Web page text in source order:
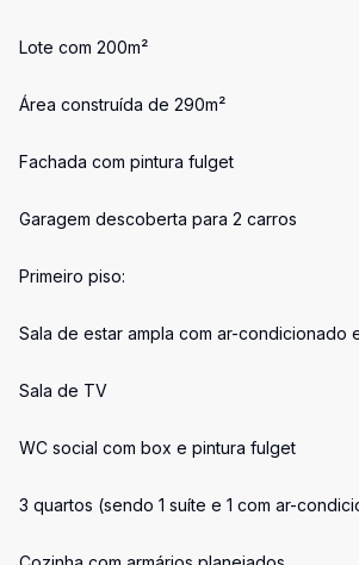
Lote com 200m²
Área construída de 290m²
Fachada com pintura fulget
Garagem descoberta para 2 carros
Primeiro piso:
Sala de estar ampla com ar-condicionado
Sala de TV
WC social com box e pintura fulget
3 quartos (sendo 1 suíte e 1 com ar-